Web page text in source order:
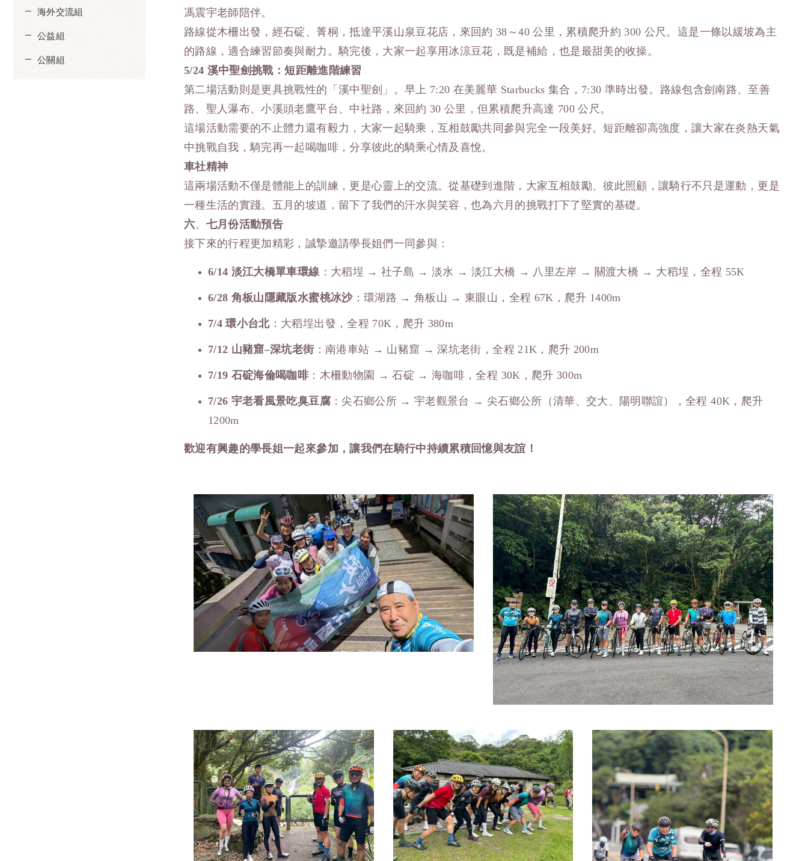
海外交流組
公益組
公關組
馮震宇老師陪伴。
路線從木柵出發，經石碇、菁桐，抵達平溪山泉豆花店，來回約 38～40 公里，累積爬升約 300 公尺。這是一條以緩坡為主
的路線，適合練習節奏與耐力。騎完後，大家一起享用冰涼豆花，既是補給，也是最甜美的收操。
5/24 溪中聖劍挑戰：短距離進階練習
第二場活動則是更具挑戰性的「溪中聖劍」。早上 7:20 在美麗華 Starbucks 集合，7:30 準時出發。路線包含劍南路、至善
路、聖人瀑布、小溪頭老鷹平台、中社路，來回約 30 公里，但累積爬升高達 700 公尺。
這場活動需要的不止體力還有毅力，大家一起騎乘，互相鼓勵共同參與完全一段美好。短距離卻高強度，讓大家在炎熱天氣
中挑戰自我，騎完再一起喝咖啡，分享彼此的騎乘心情及喜悅。
車社精神
這兩場活動不僅是體能上的訓練，更是心靈上的交流。從基礎到進階，大家互相鼓勵、彼此照顧，讓騎行不只是運動，更是
一種生活的實踐。五月的坡道，留下了我們的汗水與笑容，也為六月的挑戰打下了堅實的基礎。
六、 七月份活動預告
接下來的行程更加精彩，誠摯邀請學長姐們一同參與：
6/14 淡江大橋單車環線 ：大稻埕 → 社子島 → 淡水 → 淡江大橋 → 八里左岸 → 關渡大橋 → 大稻埕，全程 55K
6/28 角板山隱藏版水蜜桃冰沙：環湖路 → 角板山 → 東眼山，全程 67K，爬升 1400m
7/4環小台北：大稻埕出發，全程 70K，爬升 380m
7/12 山豬窟–深坑老街 ：南港車站 → 山豬窟 → 深坑老街，全程 21K，爬升 200m
7/19 石碇海倫喝咖啡：木柵動物園 → 石碇 → 海咖啡，全程 30K，爬升 300m
7/26 宇老看風景吃臭豆腐：尖石鄉公所 → 宇老觀景台 → 尖石鄉公所（清華、交大、陽明聯誼），全程 40K，爬升
1200m
歡迎有興趣的學長姐一起來參加，讓我們在騎行中持續累積回憶與友誼！